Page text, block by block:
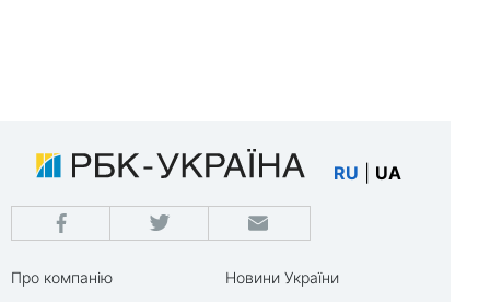
RU UA
Про компанію
Новини України